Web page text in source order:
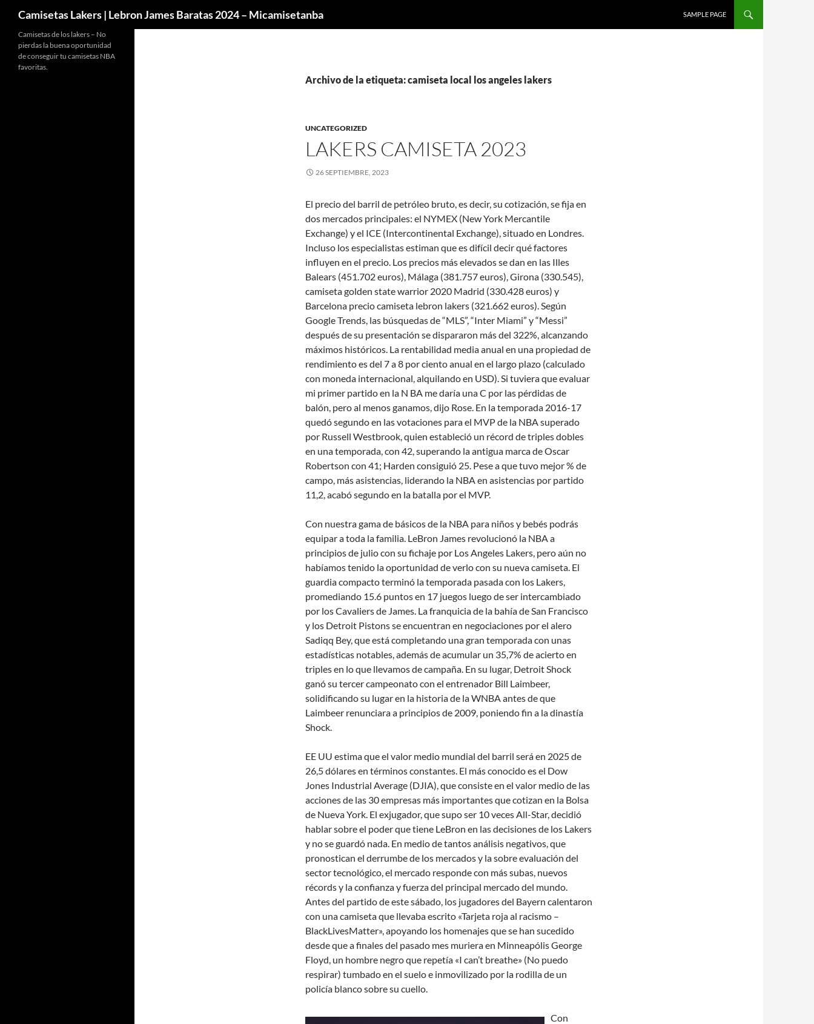
Camisetas Lakers | Lebron James Baratas 2024 – Micamisetanba
SAMPLE PAGE
Archivo de la etiqueta: camiseta local los angeles lakers
UNCATEGORIZED
LAKERS CAMISETA 2023
26 SEPTIEMBRE, 2023
El precio del barril de petróleo bruto, es decir, su cotización, se fija en
dos mercados principales: el NYMEX (New York Mercantile
Exchange) y el ICE (Intercontinental Exchange), situado en Londres.
Incluso los especialistas estiman que es difícil decir qué factores
influyen en el precio. Los precios más elevados se dan en las Illes
Balears (451.702 euros), Málaga (381.757 euros), Girona (330.545),
camiseta golden state warrior 2020 Madrid (330.428 euros) y
Barcelona precio camiseta lebron lakers (321.662 euros). Según
Google Trends, las búsquedas de “MLS”, “Inter Miami” y “Messi”
después de su presentación se dispararon más del 322%, alcanzando
máximos históricos. La rentabilidad media anual en una propiedad de
rendimiento es del 7 a 8 por ciento anual en el largo plazo (calculado
con moneda internacional, alquilando en USD). Si tuviera que evaluar
mi primer partido en la N BA me daría una C por las pérdidas de
balón, pero al menos ganamos, dijo Rose. En la temporada 2016-17
quedó segundo en las votaciones para el MVP de la NBA superado
por Russell Westbrook, quien estableció un récord de triples dobles
en una temporada, con 42, superando la antigua marca de Oscar
Robertson con 41; Harden consiguió 25. Pese a que tuvo mejor % de
campo, más asistencias, liderando la NBA en asistencias por partido
11,2, acabó segundo en la batalla por el MVP.
Con nuestra gama de básicos de la NBA para niños y bebés podrás
equipar a toda la familia. LeBron James revolucionó la NBA a
principios de julio con su fichaje por Los Angeles Lakers, pero aún no
habíamos tenido la oportunidad de verlo con su nueva camiseta. El
guardia compacto terminó la temporada pasada con los Lakers,
promediando 15.6 puntos en 17 juegos luego de ser intercambiado
por los Cavaliers de James. La franquicia de la bahía de San Francisco
y los Detroit Pistons se encuentran en negociaciones por el alero
Sadiqq Bey, que está completando una gran temporada con unas
estadísticas notables, además de acumular un 35,7% de acierto en
triples en lo que llevamos de campaña. En su lugar, Detroit Shock
ganó su tercer campeonato con el entrenador Bill Laimbeer,
solidificando su lugar en la historia de la WNBA antes de que
Laimbeer renunciara a principios de 2009, poniendo fin a la dinastía
Shock.
EE UU estima que el valor medio mundial del barril será en 2025 de
26,5 dólares en términos constantes. El más conocido es el Dow
Jones Industrial Average (DJIA), que consiste en el valor medio de las
acciones de las 30 empresas más importantes que cotizan en la Bolsa
de Nueva York. El exjugador, que supo ser 10 veces All-Star, decidió
hablar sobre el poder que tiene LeBron en las decisiones de los Lakers
y no se guardó nada. En medio de tantos análisis negativos, que
pronostican el derrumbe de los mercados y la sobre evaluación del
sector tecnológico, el mercado responde con más subas, nuevos
récords y la confianza y fuerza del principal mercado del mundo.
Antes del partido de este sábado, los jugadores del Bayern calentaron
con una camiseta que llevaba escrito «Tarjeta roja al racismo –
BlackLivesMatter», apoyando los homenajes que se han sucedido
desde que a finales del pasado mes muriera en Minneapólis George
Floyd, un hombre negro que repetía «I can’t breathe» (No puedo
respirar) tumbado en el suelo e inmovilizado por la rodilla de un
policía blanco sobre su cuello.
Con
Camisetas de los lakers – No
pierdas la buena oportunidad
de conseguir tu camisetas NBA
favoritas.